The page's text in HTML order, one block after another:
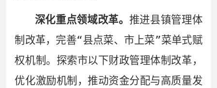
深化重点领域改革。 推进县镇管理体
制改革，完善“县点菜、市上菜”菜单式赋
权机制。探索市以下财政管理体制改革，
优化激励机制，推动资金分配与高质量发